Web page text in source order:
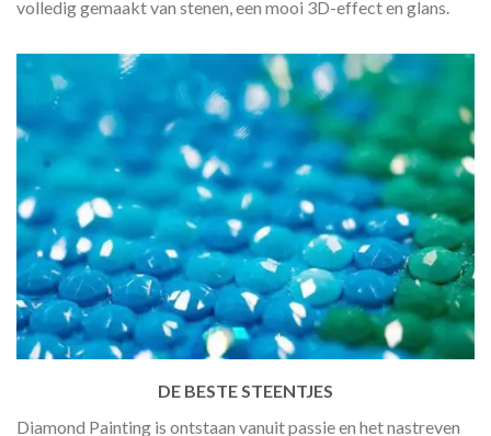
volledig gemaakt van stenen, een mooi 3D-effect en glans.
DE BESTE STEENTJES
Diamond Painting is ontstaan vanuit passie en het nastreven